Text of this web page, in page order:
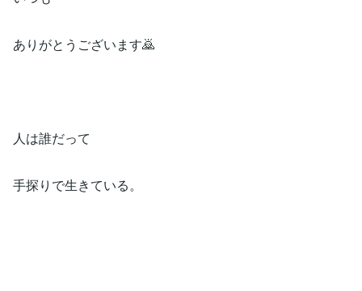
ありがとうございます🙇⁡
人は誰だって⁡
手探りで生きている。⁡